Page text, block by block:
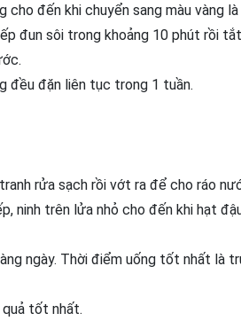
cho đến khi chuyển sang màu vàng
đun sôi trong khoảng 10 phút rồi
đều đặn liên tục trong 1 tuần.
rửa sạch rồi vớt ra để cho ráo
ninh trên lửa nhỏ cho đến khi hạt
ngày. Thời điểm uống tốt nhất là
tốt nhất.